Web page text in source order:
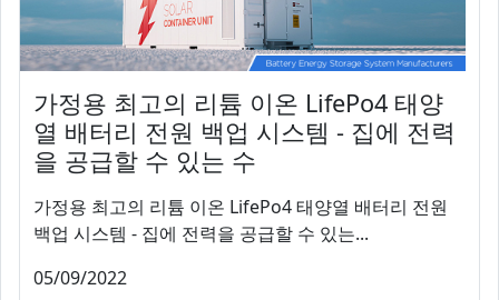
가정용 최고의 리튬 이온 LifePo4 태양
열 배터리 전원 백업 시스템 - 집에 전력
을 공급할 수 있는 수
가정용 최고의 리튬 이온 LifePo4 태양열 배터리 전원
백업 시스템 - 집에 전력을 공급할 수 있는...
05/09/2022